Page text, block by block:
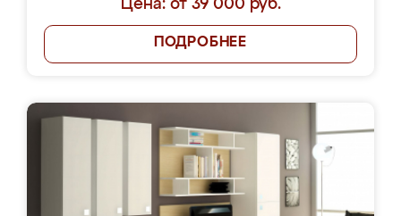
Цена: от 39 000 руб.
ПОДРОБНЕЕ